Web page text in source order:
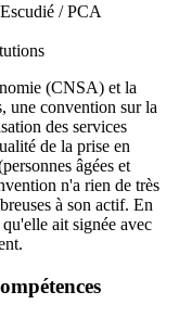
/ PCA
(CNSA) et la
une convention sur la
des services
de la prise en
âgées et
n'a rien de très
à son actif. En
ait signée avec